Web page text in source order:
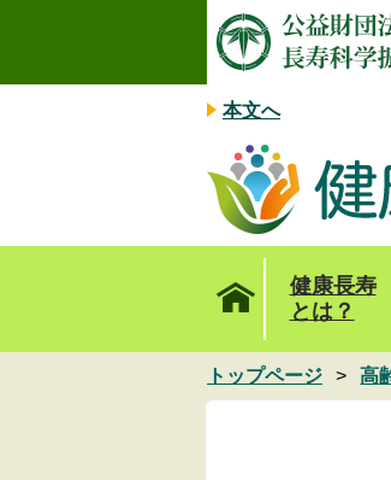
本文へ
健康長寿
とは？
トップページ 高